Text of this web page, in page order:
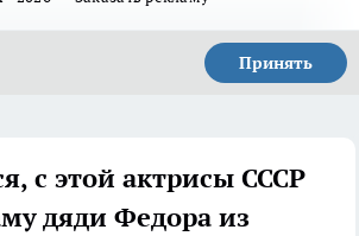
Принять
с этой актрисы СССР
дяди Федора из